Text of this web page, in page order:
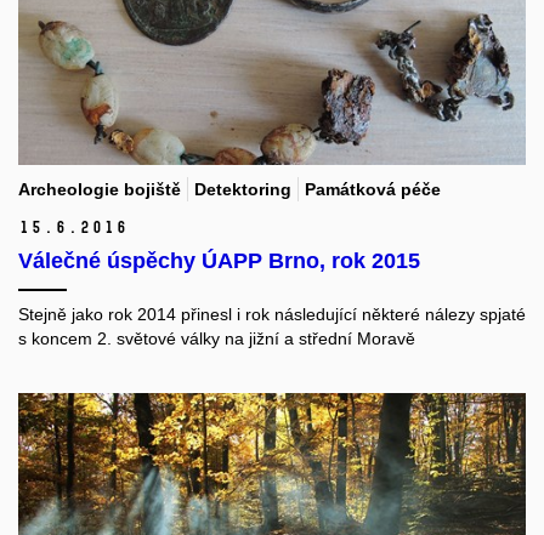
Archeologie bojiště Detektoring Památková péče
15. 6. 2016
Válečné úspěchy ÚAPP Brno, rok 2015
Stejně jako rok 2014 přinesl i rok následující některé nálezy spjaté
s koncem 2. světové války na jižní a střední Moravě